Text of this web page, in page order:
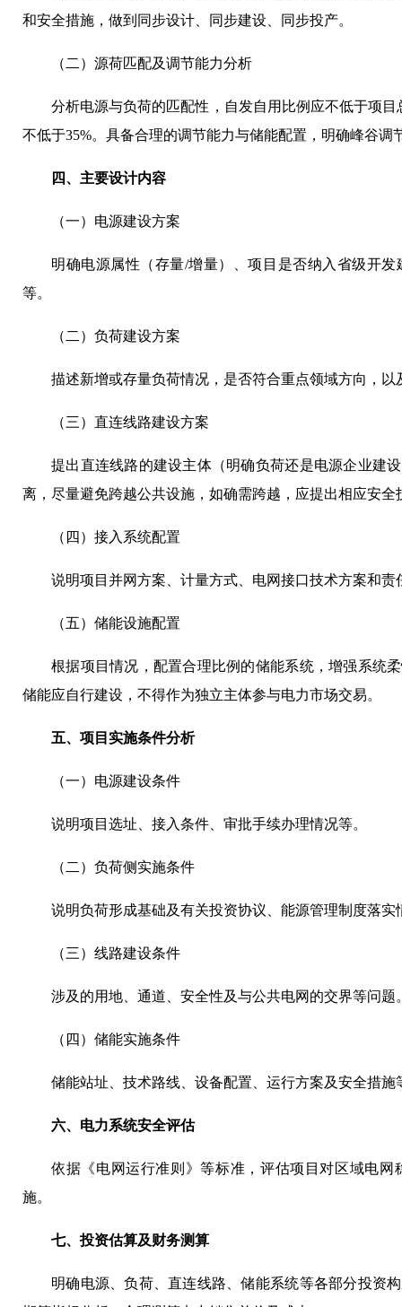
和安全措施，做到同步设计、同步建设、同步投产。
（二）源荷匹配及调节能力分析
分析电源与负荷的匹配性，自发自用比例应不低于项
不低于35%。具备合理的调节能力与储能配置，明确峰谷调
四、主要设计内容
（一）电源建设方案
明确电源属性（存量/增量）、项目是否纳入省级开
等。
（二）负荷建设方案
描述新增或存量负荷情况，是否符合重点领域方向，以
（三）直连线路建设方案
提出直连线路的建设主体（明确负荷还是电源企业建
离，尽量避免跨越公共设施，如确需跨越，应提出相应安全
（四）接入系统配置
说明项目并网方案、计量方式、电网接口技术方案和责
（五）储能设施配置
根据项目情况，配置合理比例的储能系统，增强系统
储能应自行建设，不得作为独立主体参与电力市场交易。
五、项目实施条件分析
（一）电源建设条件
说明项目选址、接入条件、审批手续办理情况等。
（二）负荷侧实施条件
说明负荷形成基础及有关投资协议、能源管理制度落实
（三）线路建设条件
涉及的用地、通道、安全性及与公共电网的交界等问题
（四）储能实施条件
储能站址、技术路线、设备配置、运行方案及安全措施
六、电力系统安全评估
依据《电网运行准则》等标准，评估项目对区域电
施。
七、投资估算及财务测算
明确电源、负荷、直连线路、储能系统等各部分投资